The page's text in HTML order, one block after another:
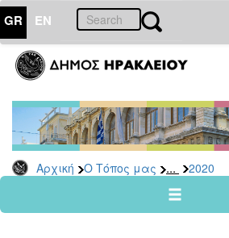
GR EN
Αρχική Ο Τόπος μας ... 2020
ΤΟΠΟΣ
ΜΑΣ
Ανακοινώσεις
Αρχείο
2026
2024